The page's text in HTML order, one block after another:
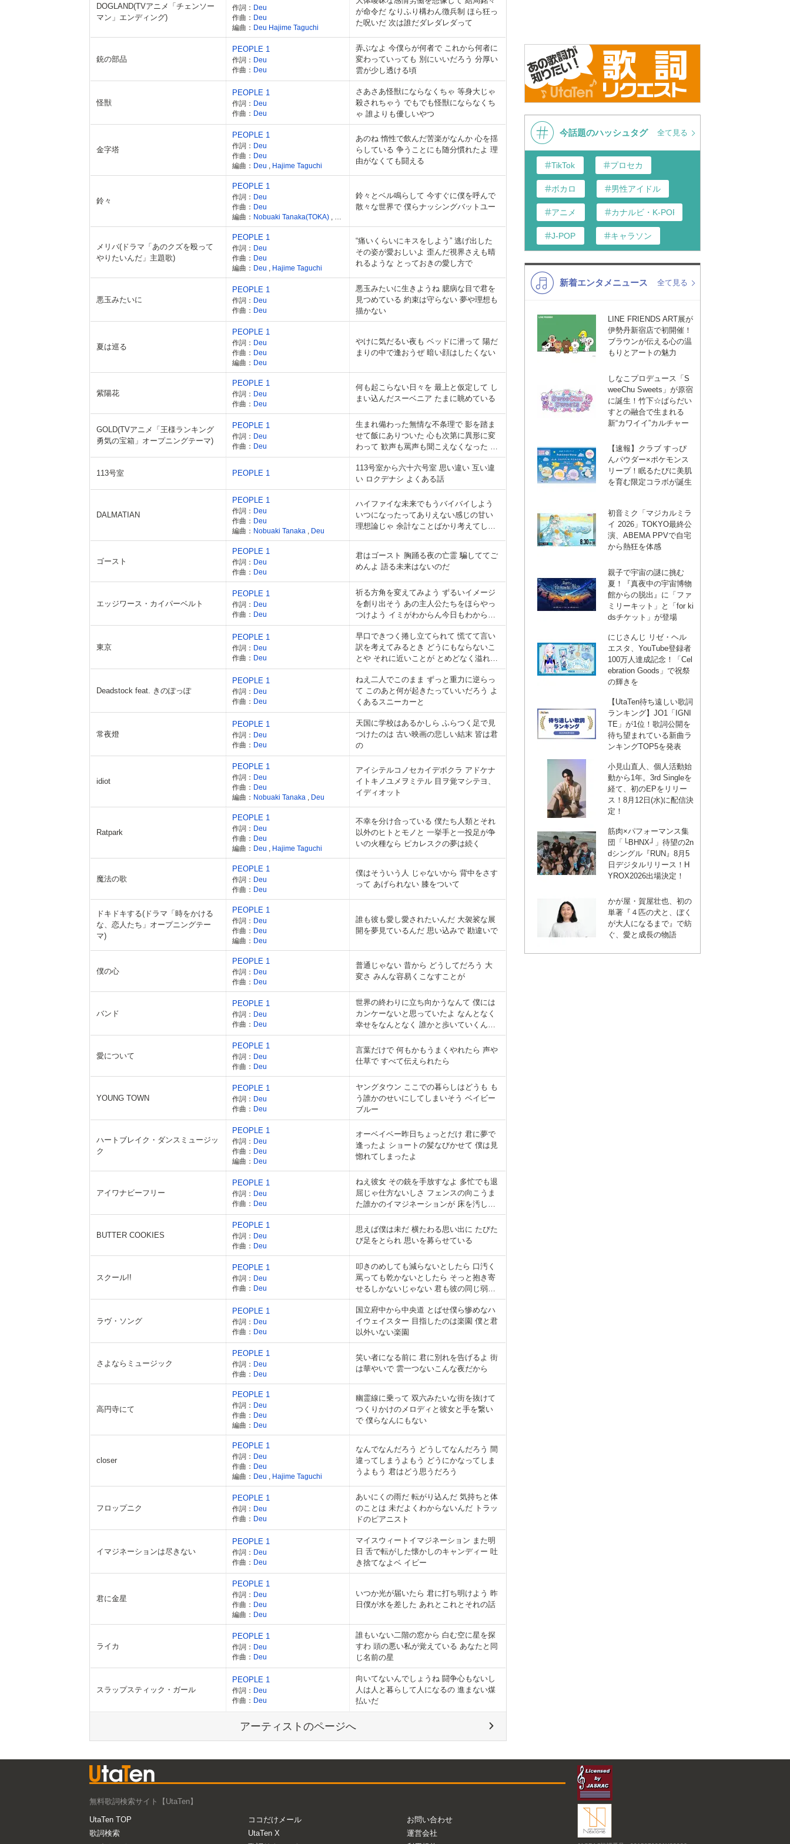
DOGLAND(TVアニメ「チェンソー
マン」エンディング)
作詞： Deu
作曲： Deu
編曲： Deu Hajime Taguchi
が命令だ なりふり構わん徴兵制 ほら狂っ
た呪いだ 次は誰だダレダレダって
銃の部品
PEOPLE 1
作詞： Deu
作曲： Deu
弄ぶなよ 今僕らが何者で これから何者に
変わっていっても 別にいいだろう 分厚い
雲が少し透ける頃
怪獣
PEOPLE 1
作詞： Deu
作曲： Deu
さあさあ怪獣にならなくちゃ 等身大じゃ
殺されちゃう でもでも怪獣にならなくち
ゃ 誰よりも優しいやつ
金字塔
PEOPLE 1
作詞： Deu
作曲： Deu
編曲： Deu Hajime Taguchi
あのね 惰性で飲んだ苦楽がなんか 心を揺
らしている 争うことにも随分慣れたよ 理
由がなくても闘える
鈴々
PEOPLE 1
作詞： Deu
作曲： Deu
編曲： Nobuaki Tanaka(TOKA)
鈴々とベル鳴らして 今すぐに僕を呼んで
散々な世界で 僕らナッシングバットユー
メリバ(ドラマ「あのクズを殴って
やりたいんだ」主題歌)
PEOPLE 1
作詞： Deu
作曲： Deu
編曲： Deu Hajime Taguchi
“痛いくらいにキスをしよう” 逃げ出した
その姿が愛おしいよ 歪んだ視界さえも晴
れるような とっておきの愛し方で
悪玉みたいに
PEOPLE 1
作詞： Deu
作曲： Deu
悪玉みたいに生きようね 臆病な目で君を
見つめている 約束は守らない 夢や理想も
描かない
夏は巡る
PEOPLE 1
作詞： Deu
作曲： Deu
編曲： Deu
やけに気だるい夜も ベッドに潜って 陽だ
まりの中で逢おうぜ 暗い顔はしたくない
紫陽花
PEOPLE 1
作詞： Deu
作曲： Deu
何も起こらない日々を 最上と仮定して し
まい込んだスーベニア たまに眺めている
GOLD(TVアニメ「王様ランキング
勇気の宝箱」オープニングテーマ)
PEOPLE 1
作詞： Deu
作曲： Deu
生まれ備わった無情な不条理で 影を踏ま
せて飯にありついた 心も次第に異形に変
わって 歓声も罵声も聞こえなくなった は
じめての孤独はそれで凌いだ
113号室
PEOPLE 1
113号室から六十六号室 思い違い 互い違
い ロクデナシ よくある話
DALMATIAN
PEOPLE 1
作詞： Deu
作曲： Deu
編曲： Nobuaki Tanaka Deu
ハイファイな未来でもうバイバイしよう
いつになったってありえない感じの甘い
理想論じゃ 余計なことばかり考えてしま
ゴースト
PEOPLE 1
作詞： Deu
作曲： Deu
君はゴースト 胸踊る夜の亡霊 騙しててご
めんよ 語る未来はないのだ
エッジワース・カイパーベルト
PEOPLE 1
作詞： Deu
作曲： Deu
祈る方角を変えてみよう ずるいイメージ
を創り出そう あの主人公たちをほらやっ
つけよう イミがわからん今日もわからん
例えば君の悲しいうわさが
東京
PEOPLE 1
作詞： Deu
作曲： Deu
早口できつく捲し立てられて 慌てて言い
訳を考えてみるとき どうにもならないこ
とや それに近いことが とめどなく溢れて
は消える
Deadstock feat. きのぽっぽ
PEOPLE 1
作詞： Deu
作曲： Deu
ねえ二人でこのまま ずっと重力に逆らっ
て このあと何が起きたっていいだろう よ
くあるスニーカーと
常夜燈
PEOPLE 1
作詞： Deu
作曲： Deu
天国に学校はあるかしら ふらつく足で見
つけたのは 古い映画の悲しい結末 皆は君
の
idiot
PEOPLE 1
作詞： Deu
作曲： Deu
編曲： Nobuaki Tanaka Deu
アイシテルコノセカイデボクラ アドケナ
イトキノユメヲミテル 目ヲ覚マシテヨ、
イディオット
Ratpark
PEOPLE 1
作詞： Deu
作曲： Deu
編曲： Deu Hajime Taguchi
不幸を分け合っている 僕たち人類とそれ
以外のヒトとモノと 一挙手と一投足が争
いの火種なら ピカレスクの夢は続く
魔法の歌
PEOPLE 1
作詞： Deu
作曲： Deu
僕はそういう人 じゃないから 背中をさす
って あげられない 膝をついて
ドキドキする(ドラマ「時をかける
な、恋人たち」オープニングテー
マ)
PEOPLE 1
作詞： Deu
作曲： Deu
編曲： Deu
誰も彼も愛し愛されたいんだ 大袈裟な展
開を夢見ているんだ 思い込みで 勘違いで
僕の心
PEOPLE 1
作詞： Deu
作曲： Deu
普通じゃない 昔から どうしてだろう 大
変さ みんな容易くこなすことが
バンド
PEOPLE 1
作詞： Deu
作曲： Deu
世界の終わりに立ち向かうなんて 僕には
カンケーないと思っていたよ なんとなく
幸せをなんとなく 誰かと歩いていくんだ
って 肝心な瞬間はいつだって
愛について
PEOPLE 1
作詞： Deu
作曲： Deu
言葉だけで 何もかもうまくやれたら 声や
仕草で すべて伝えられたら
YOUNG TOWN
PEOPLE 1
作詞： Deu
作曲： Deu
ヤングタウン ここでの暮らしはどうも も
う誰かのせいにしてしまいそう ベイビー
ブルー
ハートブレイク・ダンスミュージッ
ク
PEOPLE 1
作詞： Deu
作曲： Deu
編曲： Deu
オーベイベー昨日ちょっとだけ 君に夢で
逢ったよ ショートの髪なびかせて 僕は見
惚れてしまったよ
アイワナビーフリー
PEOPLE 1
作詞： Deu
作曲： Deu
ねえ彼女 その銃を手放すなよ 多忙でも退
屈じゃ仕方ないしさ フェンスの向こうま
た誰かのイマジネーションが 床を汚して
いる
BUTTER COOKIES
PEOPLE 1
作詞： Deu
作曲： Deu
思えば僕は未だ 横たわる思い出に たびた
び足をとられ 思いを募らせている
スクール!!
PEOPLE 1
作詞： Deu
作曲： Deu
叩きのめしても減らないとしたら 口汚く
罵っても乾かないとしたら そっと抱き寄
せるしかないじゃない 君も彼の同じ弱さ
を同じ強さで
ラヴ・ソング
PEOPLE 1
作詞： Deu
作曲： Deu
国立府中から中央道 とばせ僕ら惨めなハ
イウェイスター 目指したのは楽園 僕と君
以外いない楽園
さよならミュージック
PEOPLE 1
作詞： Deu
作曲： Deu
笑い者になる前に 君に別れを告げるよ 街
は華やいで 雲一つないこんな夜だから
高円寺にて
PEOPLE 1
作詞： Deu
作曲： Deu
編曲： Deu
幽霊線に乗って 双六みたいな街を抜けて
つくりかけのメロディと彼女と手を繋い
で 僕らなんにもない
closer
PEOPLE 1
作詞： Deu
作曲： Deu
編曲： Deu Hajime Taguchi
なんでなんだろう どうしてなんだろう 間
違ってしまうよもう どうにかなってしま
うよもう 君はどう思うだろう
フロップニク
PEOPLE 1
作詞： Deu
作曲： Deu
あいにくの雨だ 転がり込んだ 気持ちと体
のことは 未だよくわからないんだ トラッ
ドのピアニスト
イマジネーションは尽きない
PEOPLE 1
作詞： Deu
作曲： Deu
マイスウィートイマジネーション また明
日 舌で転がした懐かしのキャンディー 吐
き捨てなよベ イビー
君に金星
PEOPLE 1
作詞： Deu
作曲： Deu
編曲： Deu
いつか光が届いたら 君に打ち明けよう 昨
日僕が水を差した あれとこれとそれの話
ライカ
PEOPLE 1
作詞： Deu
作曲： Deu
誰もいない二階の窓から 白む空に星を探
すわ 頭の悪い私が覚えている あなたと同
じ名前の星
スラップスティック・ガール
PEOPLE 1
作詞： Deu
作曲： Deu
向いてないんでしょうね 闘争心もないし
人は人と暮らして人になるの 進まない煤
払いだ
アーティストのページへ
今話題のハッシュタグ 全て見る
TikTok プロセカ
ボカロ 男性アイドル
アニメ カナルビ・K-POP和訳
J-POP キャラソン
K-POP バンド
ディズニー
新着エンタメニュース 全て見る
LINE FRIENDS ART展が
伊勢丹新宿店で初開催！
ブラウンが伝える心の温
もりとアートの魅力
しなこプロデュース「S
weeChu Sweets」が原宿
に誕生！竹下☆ぱらだい
すとの融合で生まれる
新“カワイイ”カルチャー
【速報】クラブ すっぴ
んパウダー×ポケモンス
リープ！眠るたびに美肌
を育む限定コラボが誕生
初音ミク「マジカルミラ
イ 2026」TOKYO最終公
演、ABEMA PPVで自宅
から熱狂を体感
親子で宇宙の謎に挑む
夏！『真夜中の宇宙博物
館からの脱出』に「ファ
ミリーキット」と「for ki
dsチケット」が登場
にじさんじ リゼ・ヘル
エスタ、YouTube登録者
100万人達成記念！「Cel
ebration Goods」で祝祭
の輝きを
【UtaTen待ち遠しい歌詞
ランキング】JO1「IGNI
TE」が1位！歌詞公開を
待ち望まれている新曲ラ
ンキングTOP5を発表
小見山直人、個人活動始
動から1年。3rd Singleを
経て、初のEPをリリー
ス！8月12日(水)に配信決
定！
筋肉×パフォーマンス集
団「└BHNX┘」待望の2n
dシングル『RUN』8月5
日デジタルリリース！H
YROX2026出場決定！
かが屋・賀屋壮也、初の
単著『４匹の犬と、ぼく
が大人になるまで』で紡
ぐ、愛と成長の物語
無料歌詞検索サイト【UtaTen】
UtaTen TOP
歌詞検索
ココだけメール
UtaTen X
お問い合わせ
運営会社